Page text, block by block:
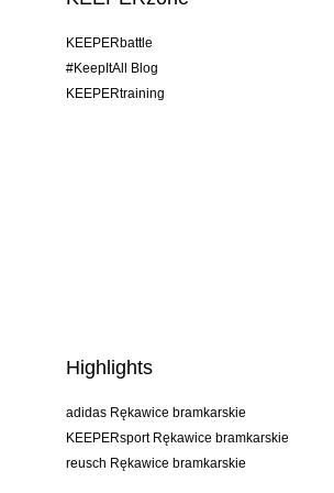
KEEPERbattle
#KeepItAll Blog
KEEPERtraining
Highlights
adidas Rękawice bramkarskie
KEEPERsport Rękawice bramkarskie
reusch Rękawice bramkarskie